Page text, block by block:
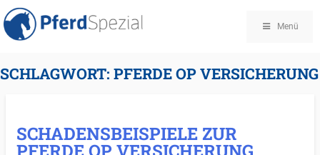
Menü
SCHLAGWORT: PFERDE OP VERSICHERUNG
SCHADENSBEISPIELE ZUR